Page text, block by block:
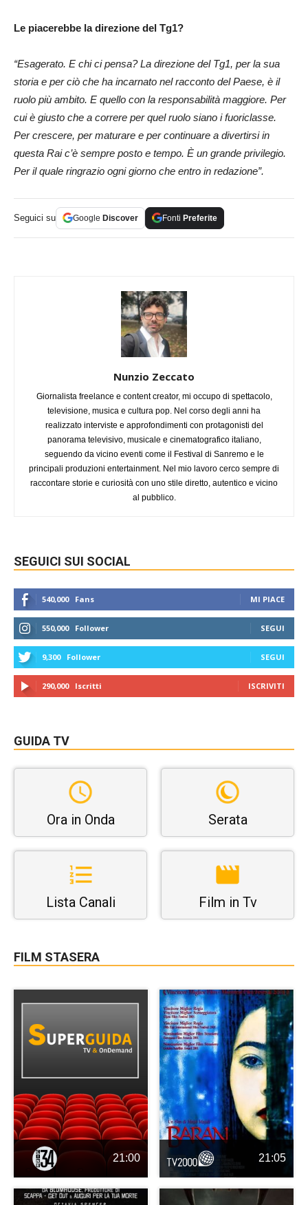
Le piacerebbe la direzione del Tg1?
“Esagerato. E chi ci pensa? La direzione del Tg1, per la sua
storia e per ciò che ha incarnato nel racconto del Paese, è il
ruolo più ambito. E quello con la responsabilità maggiore. Per
cui è giusto che a correre per quel ruolo siano i fuoriclasse.
Per crescere, per maturare e per continuare a divertirsi in
questa Rai c’è sempre posto e tempo. È un grande privilegio.
Per il quale ringrazio ogni giorno che entro in redazione”.
Seguici su Google Discover Fonti Preferite
Nunzio Zeccato
Giornalista freelance e content creator, mi occupo di spettacolo,
televisione, musica e cultura pop. Nel corso degli anni ha
realizzato interviste e approfondimenti con protagonisti del
panorama televisivo, musicale e cinematografico italiano,
seguendo da vicino eventi come il Festival di Sanremo e le
principali produzioni entertainment. Nel mio lavoro cerco sempre di
raccontare storie e curiosità con uno stile diretto, autentico e vicino
al pubblico.
SEGUICI SUI SOCIAL
540,000 Fans MI PIACE
550,000 Follower SEGUI
9,300 Follower SEGUI
290,000 Iscritti ISCRIVITI
GUIDA TV
Ora in Onda Serata
Lista Canali Film in Tv
FILM STASERA
21:00 21:05